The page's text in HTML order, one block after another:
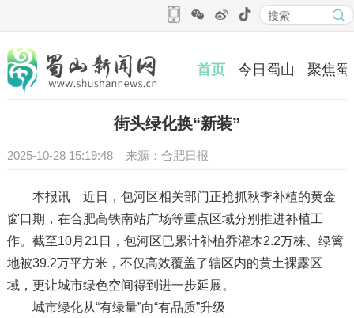
首页 今日蜀山 聚焦蜀
街头绿化换“新装”
2025-10-28 15:19:48 来源：合肥日报
本报讯 近日，包河区相关部门正抢抓秋季补植的黄金
窗口期，在合肥高铁南站广场等重点区域分别推进补植工
作。截至10月21日，包河区已累计补植乔灌木2.2万株、绿篱
地被39.2万平方米，不仅高效覆盖了辖区内的黄土裸露区
域，更让城市绿色空间得到进一步延展。
城市绿化从“有绿量”向“有品质”升级